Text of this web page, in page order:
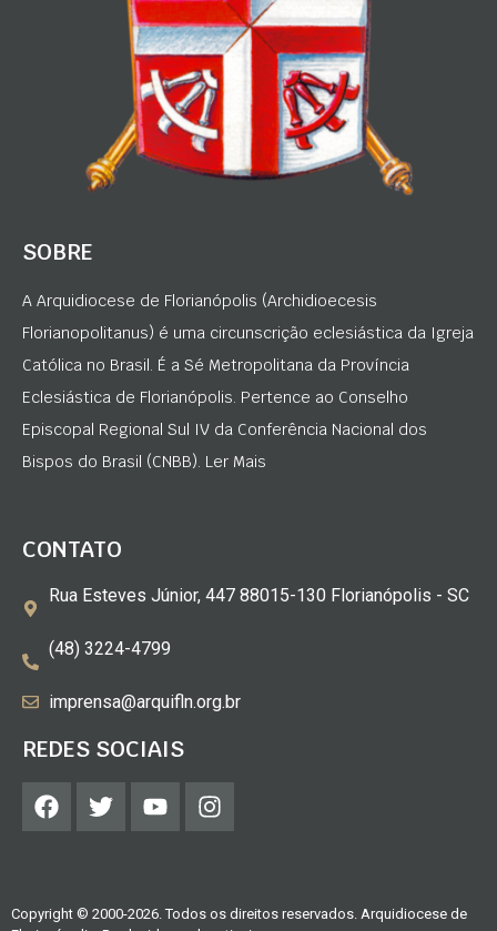
SOBRE
A Arquidiocese de Florianópolis (Archidioecesis
Florianopolitanus) é uma circunscrição eclesiástica da Igreja
Católica no Brasil. É a Sé Metropolitana da Província
Eclesiástica de Florianópolis. Pertence ao Conselho
Episcopal Regional Sul IV da Conferência Nacional dos
Bispos do Brasil (CNBB). Ler Mais
CONTATO
Rua Esteves Júnior, 447 88015-130 Florianópolis - SC
(48) 3224-4799
imprensa@arquifln.org.br
REDES SOCIAIS
Copyright © 2000-2026. Todos os direitos reservados. Arquidiocese de